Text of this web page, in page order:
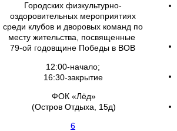
Городских физкультурно-
оздоровительных мероприятиях
среди клубов и дворовых команд по
месту жительства, посвященные
79-ой годовщине Победы в ВОВ
12:00-начало;
16:30-закрытие
ФОК «Лёд»
(Остров Отдыха, 15д)
6